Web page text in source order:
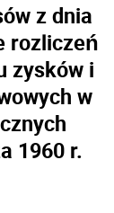
z dnia
rozliczeń
zysków i
w
1960 r.